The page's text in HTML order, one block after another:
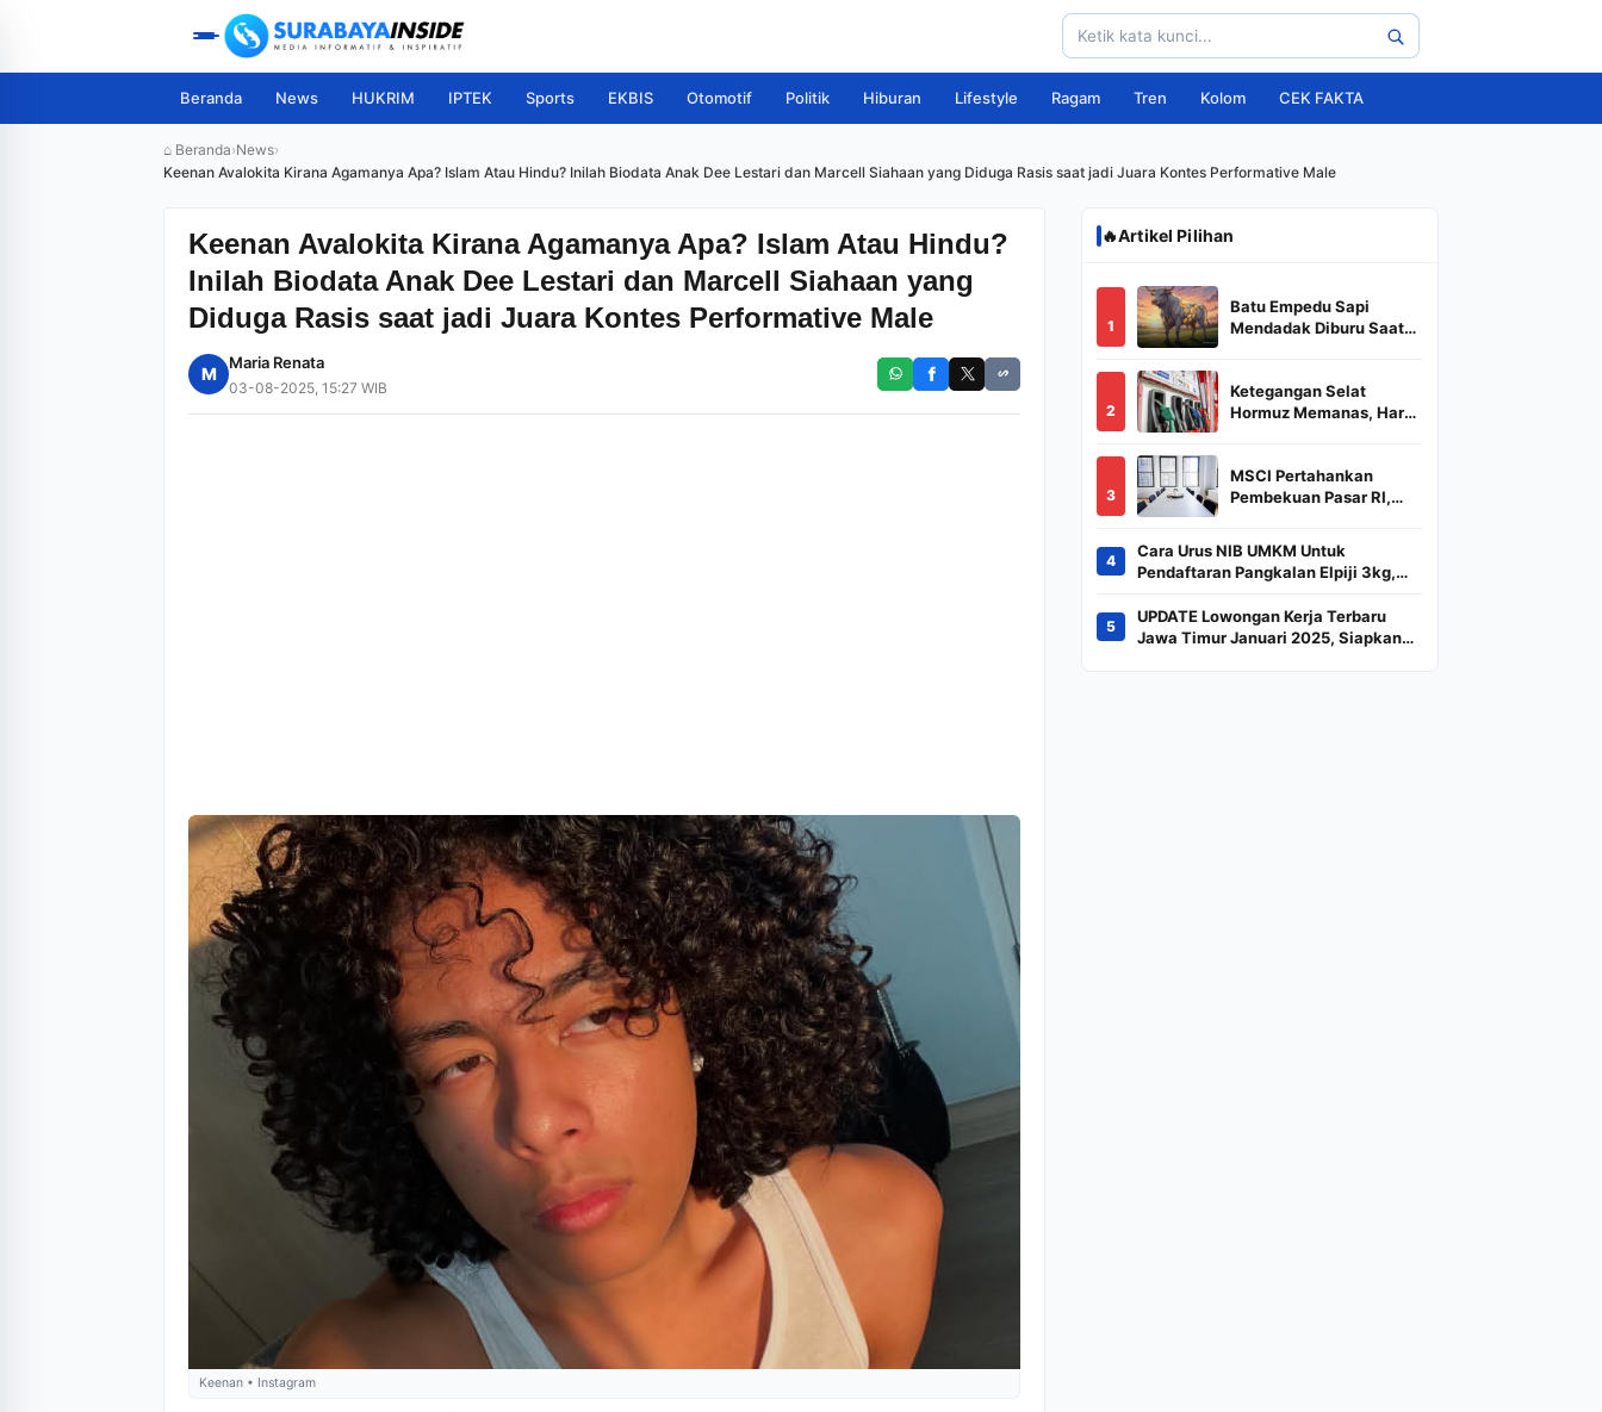
Beranda News HUKRIM IPTEK Sports EKBIS Otomotif Politik Hiburan Lifestyle Ragam Tren Kolom CEK FAKTA
⌂ Beranda›News›
Keenan Avalokita Kirana Agamanya Apa? Islam Atau Hindu? Inilah Biodata Anak Dee Lestari dan Marcell Siahaan yang Diduga Rasis saat jadi Juara Kontes Performative Male
Keenan Avalokita Kirana Agamanya Apa? Islam Atau Hindu?
Inilah Biodata Anak Dee Lestari dan Marcell Siahaan yang
Diduga Rasis saat jadi Juara Kontes Performative Male
M
Maria Renata
03-08-2025, 15:27 WIB
Keenan • Instagram
🔥Artikel Pilihan
1
Batu Empedu Sapi
Mendadak Diburu Saat
Puluhan Juta
2
Ketegangan Selat
Hormuz Memanas, Harga
3
MSCI Pertahankan
Pembekuan Pasar RI,
Indeks
4
Cara Urus NIB UMKM Untuk
Pendaftaran Pangkalan Elpiji 3kg,
Kilogram
5
UPDATE Lowongan Kerja Terbaru
Jawa Timur Januari 2025, Siapkan